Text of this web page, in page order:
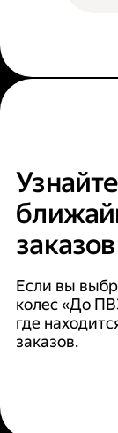
заказов
Если вы
колес «До
где
заказов.